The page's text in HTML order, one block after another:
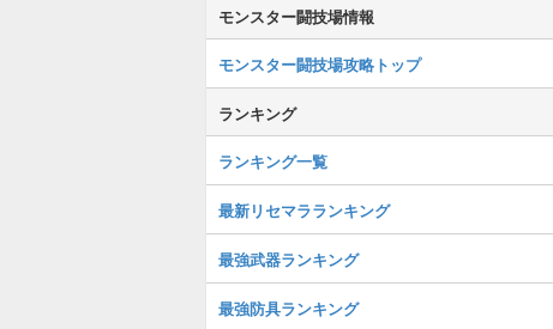
モンスター闘技場情報
モンスター闘技場攻略トップ
ランキング
ランキング一覧
最新リセマラランキング
最強武器ランキング
最強防具ランキング